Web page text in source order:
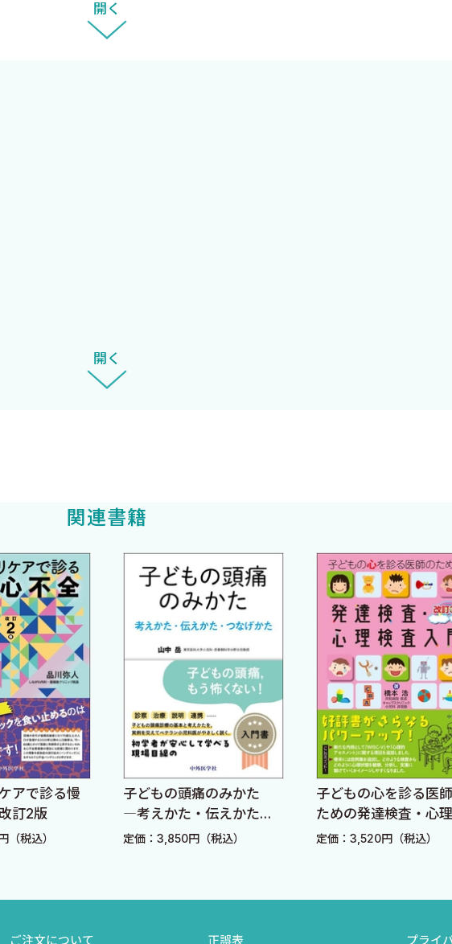
を理解し，患者の抱えている問題に対して全人的（身体的，精神・心理
現場で普段，行われていることです．ヒットした映画の中で，「事件は
いる」のです．まさに，先生方の診察現場が重視されるべきなのです
して，70％もあるなら薬Aを使う判断になります．これが，ある意
り，コップに入れたサイコロの目と同じです．予想しているときには
を書くことが使命だということでした．私事ですが，症例報告を数多
れらを他山の石として，多くの先生の経験を疑似体験できれば，臨床
で本書を出版できることに深謝申し上げます．
開く
開く
関連書籍
アで診る慢
訂2版
税込）
子どもの頭痛のみかた
―考えかた・伝えかた・
つなげかた―
定価：3,850円（税込）
子どもの心を診る医
ための発達検査・心
査入門 改訂3版
定価：3,520円（税込）
ご注文について 正誤表 プライ